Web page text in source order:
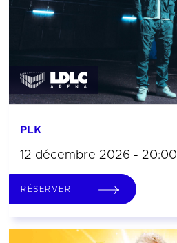
PLK
12 décembre 2026 - 20:00
RÉSERVER